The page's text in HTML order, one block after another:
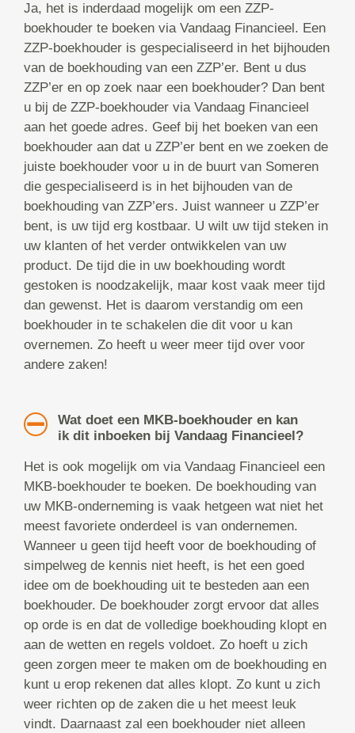
Ja, het is inderdaad mogelijk om een ZZP-
boekhouder te boeken via Vandaag Financieel. Een
ZZP-boekhouder is gespecialiseerd in het bijhouden
van de boekhouding van een ZZP’er. Bent u dus
ZZP’er en op zoek naar een boekhouder? Dan bent
u bij de ZZP-boekhouder via Vandaag Financieel
aan het goede adres. Geef bij het boeken van een
boekhouder aan dat u ZZP’er bent en we zoeken de
juiste boekhouder voor u in de buurt van Someren
die gespecialiseerd is in het bijhouden van de
boekhouding van ZZP’ers. Juist wanneer u ZZP’er
bent, is uw tijd erg kostbaar. U wilt uw tijd steken in
uw klanten of het verder ontwikkelen van uw
product. De tijd die in uw boekhouding wordt
gestoken is noodzakelijk, maar kost vaak meer tijd
dan gewenst. Het is daarom verstandig om een
boekhouder in te schakelen die dit voor u kan
overnemen. Zo heeft u weer meer tijd over voor
andere zaken!
Wat doet een MKB-boekhouder en kan
ik dit inboeken bij Vandaag Financieel?
Het is ook mogelijk om via Vandaag Financieel een
MKB-boekhouder te boeken. De boekhouding van
uw MKB-onderneming is vaak hetgeen wat niet het
meest favoriete onderdeel is van ondernemen.
Wanneer u geen tijd heeft voor de boekhouding of
simpelweg de kennis niet heeft, is het een goed
idee om de boekhouding uit te besteden aan een
boekhouder. De boekhouder zorgt ervoor dat alles
op orde is en dat de volledige boekhouding klopt en
aan de wetten en regels voldoet. Zo hoeft u zich
geen zorgen meer te maken om de boekhouding en
kunt u erop rekenen dat alles klopt. Zo kunt u zich
weer richten op de zaken die u het meest leuk
vindt. Daarnaast zal een boekhouder niet alleen